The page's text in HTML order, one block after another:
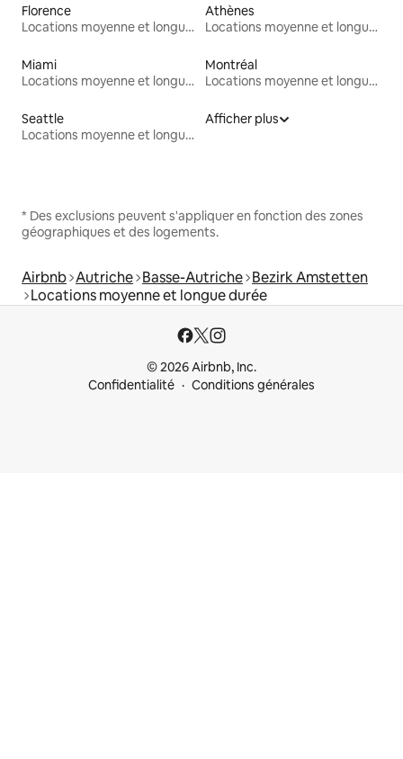
Florence
Locations moyenne et longue durée
Athènes
Locations moyenne et longue durée
Miami
Locations moyenne et longue durée
Montréal
Locations moyenne et longue durée
Seattle
Locations moyenne et longue durée
Afficher plus
* Des exclusions peuvent s'appliquer en fonction des zones
géographiques et des logements.
Airbnb Autriche Basse-Autriche Bezirk Amstetten
Locations moyenne et longue durée
© 2026 Airbnb, Inc.
Confidentialité
Conditions générales